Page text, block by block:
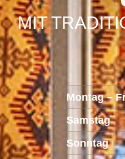
MIT
Montag –
Samstag
Sonntag